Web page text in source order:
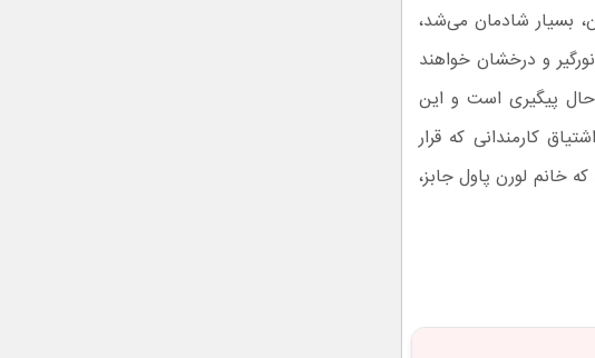
بسیار شادمان می‌شد،
و درخشان خواهند
پیگیری است و این
کارمندانی که قرار
خانم لورن پاول جابز،